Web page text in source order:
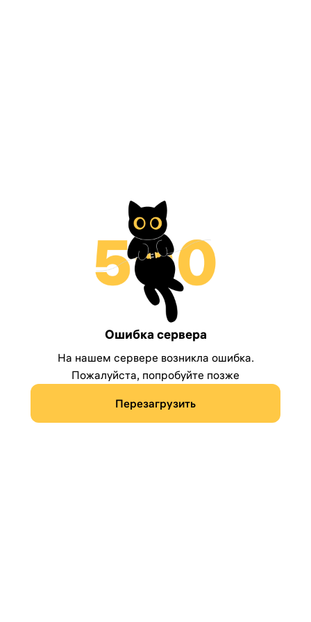
Ошибка сервера
На нашем сервере возникла ошибка.
Пожалуйста, попробуйте позже
Перезагрузить